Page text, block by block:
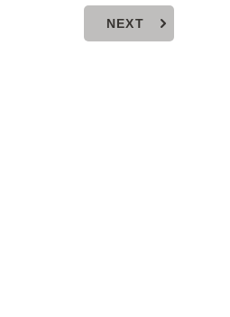
NEXT